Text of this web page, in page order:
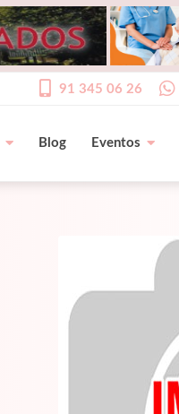
91 345 06 26
Blog Eventos